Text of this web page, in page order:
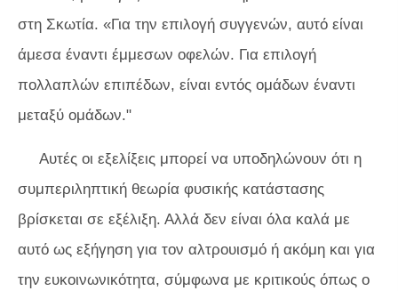
στη Σκωτία. «Για την επιλογή συγγενών, αυτό είναι
άμεσα έναντι έμμεσων οφελών. Για επιλογή
πολλαπλών επιπέδων, είναι εντός ομάδων έναντι
μεταξύ ομάδων."
Αυτές οι εξελίξεις μπορεί να υποδηλώνουν ότι η
συμπεριληπτική θεωρία φυσικής κατάστασης
βρίσκεται σε εξέλιξη. Αλλά δεν είναι όλα καλά με
αυτό ως εξήγηση για τον αλτρουισμό ή ακόμη και για
την ευκοινωνικότητα, σύμφωνα με κριτικούς όπως ο